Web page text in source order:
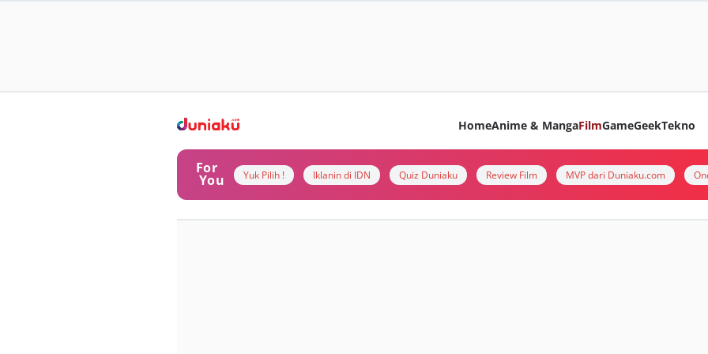
HomeAnime & MangaFilmGameGeekTekno
For
You Yuk Pilih ! Iklanin di IDN Quiz Duniaku Review Film MVP dari Duniaku.com